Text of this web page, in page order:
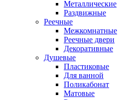
Металлические
Раздвижные
Реечные
Межкомнатные
Реечные двери
Декоративные
Душевые
Пластиковые
Для ванной
Поликабонат
Матовые